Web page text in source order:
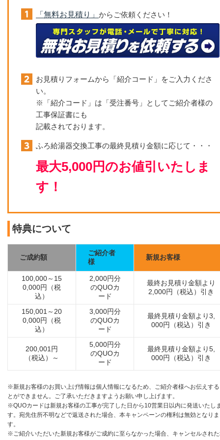
「無料お見積り」 からご依頼ください！
お見積りフォームから「紹介コード」をご入力くださ
い。
※「紹介コード」は「受注番号」としてご紹介者様の
工事保証書にも
記載されております。
ふろ給湯器交換工事の最終見積り金額に応じて・・・
最大5,000円のお値引いたしま
す！
特典について
ご成約額
ご紹介者
様
新規お客様
100,000～15
0,000円（税
込）
2,000円分
のQUOカ
ード
最終お見積り金額より
2,000円（税込）引き
150,001～20
0,000円（税
込）
3,000円分
のQUOカ
ード
最終見積り金額より3,
000円（税込）引き
200,001円
（税込）～
5,000円分
のQUOカ
ード
最終見積り金額より5,
000円（税込）引き
※新規お客様のお買い上げ情報は個人情報になるため、ご紹介者様へお伝えす
とができません。ご了承いただきますようお願い申し上げます。
※QUOカードは新規お客様の工事が完了した日から10営業日以内に発送いたし
す。宛先住所不明などで返送された場合、本キャンペーンの権利は無効となりま
す。
※ご紹介いただいた新規お客様がご成約に至らなかった場合、キャンセルされ